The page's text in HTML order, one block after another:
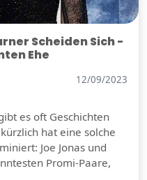
Scheiden Sich -
Ehe
12/09/2023
es oft Geschichten
hat eine solche
Joe Jonas und
Promi-Paare,